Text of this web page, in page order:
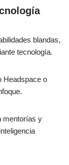
blandas,
tecnología.
Headspace o
mentorías y